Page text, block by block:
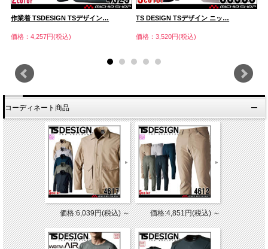
作業着 TSDESIGN TSデザイン…
価格：4,257円(税込)
TS DESIGN TSデザイン ニッ…
価格：3,520円(税込)
コーディネート商品
価格:6,039円(税込)～ 価格:4,851円(税込)～